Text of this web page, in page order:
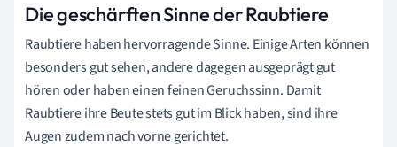
Die geschärften Sinne der Raubtiere
Raubtiere haben hervorragende Sinne. Einige Arten können
besonders gut sehen, andere dagegen ausgeprägt gut
hören oder haben einen feinen Geruchssinn. Damit
Raubtiere ihre Beute stets gut im Blick haben, sind ihre
Augen zudem nach vorne gerichtet.